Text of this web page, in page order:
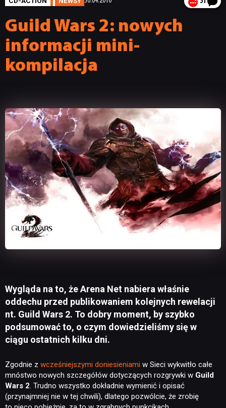
Guild Wars 2: nowych
informacji mini-
kompilacja
Wygląda na to, że Arena Net nabiera właśnie
oddechu przed publikowaniem kolejnych rewelacji
nt. Guild Wars 2. To dobry moment, by szybko
podsumować to, o czym dowiedzieliśmy się w
ciągu ostatnich kilku dni.
Zgodnie z wcześniejszymi doniesieniami w Sieci wykwitło całe
mnóstwo nowych szczegółów dotyczących rozgrywki w Guild
Wars 2. Trudno wszystko dokładnie wymienić i opisać
(przynajmniej nie w tej chwili), dlatego pozwólcie, że zrobię